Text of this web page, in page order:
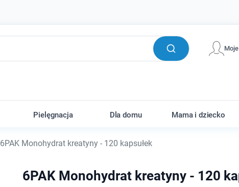
Pielęgnacja Dla domu Mama i dziecko
6PAK Monohydrat kreatyny - 120 kapsułek
6PAK Monohydrat kreatyny - 120